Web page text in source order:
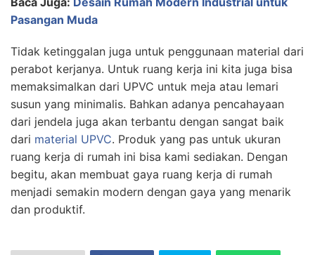
Pasangan Muda
Tidak ketinggalan juga untuk penggunaan material dari
perabot kerjanya. Untuk ruang kerja ini kita juga bisa
memaksimalkan dari UPVC untuk meja atau lemari
susun yang minimalis. Bahkan adanya pencahayaan
dari jendela juga akan terbantu dengan sangat baik
dari material UPVC. Produk yang pas untuk ukuran
ruang kerja di rumah ini bisa kami sediakan. Dengan
begitu, akan membuat gaya ruang kerja di rumah
menjadi semakin modern dengan gaya yang menarik
dan produktif.